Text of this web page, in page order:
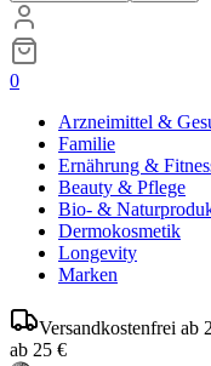
0
Arzneimittel &
Familie
Ernährung &
Beauty & Pflege
Bio- &
Dermokosmetik
Longevity
Marken
Versandkostenfrei ab
ab 25 €